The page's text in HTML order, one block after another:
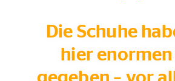
Die Schuhe
hier